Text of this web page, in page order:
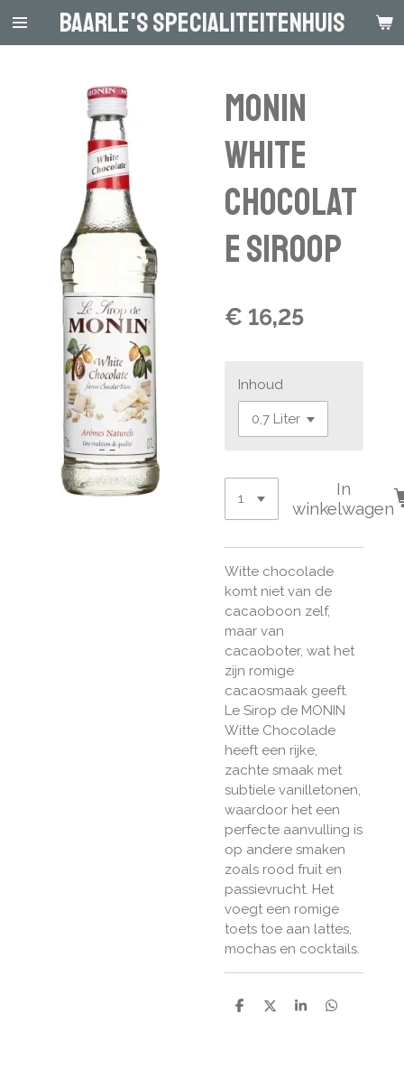
Ga
hoofdinhoud
Baarle's Specialiteitenhuis
Monin
White
Chocolat
e Siroop
€ 16,25
Inhoud
In
winkelwagen
Witte chocolade
komt niet van de
cacaoboon zelf,
maar van
cacaoboter, wat het
zijn romige
cacaosmaak geeft.
Le Sirop de MONIN
Witte Chocolade
heeft een rijke,
zachte smaak met
subtiele vanilletonen,
waardoor het een
perfecte aanvulling is
op andere smaken
zoals rood fruit en
passievrucht. Het
voegt een romige
toets toe aan lattes,
mochas en cocktails.
D
D
S
D